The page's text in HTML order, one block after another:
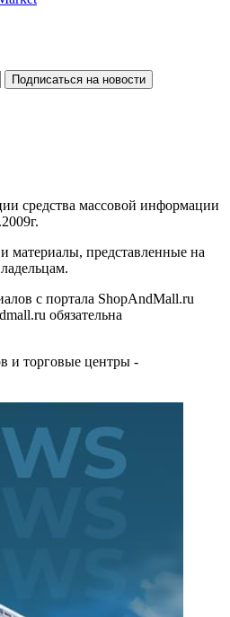
Подписаться на новости
средства массовой информации
материалы, представленные на
с портала ShopAndMall.ru
обязательна
и торговые центры -